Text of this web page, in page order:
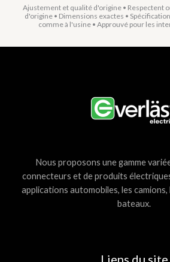
Ajustement et qualité d'origine • Respectent
d'origine • Dimensions exactes •
comme à l'usine • Approuvé pour les
Nous proposons une gamme
connecteurs et de produits
applications automobiles, les
bateaux.
Liens du site